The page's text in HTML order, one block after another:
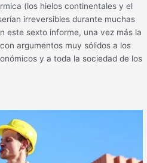
(los hielos continentales y el
irreversibles durante muchas
este sexto informe, una vez más la
argumentos muy sólidos a los
y a toda la sociedad de los